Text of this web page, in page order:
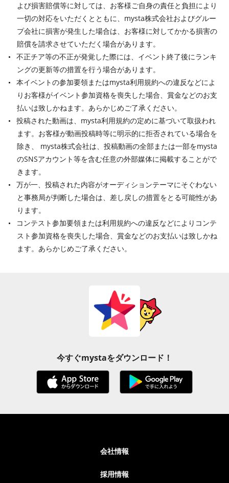
よび損害賠償等に対しては、お客様ご自身の責任と負担により
一切の対応をいただくとともに、mysta株式会社およびグルー
プ会社に損害が発生した場合は、お客様に対してかかる損害の
賠償を請求させていただく場合があります。
不正チア等の不正が発覚した際には、イベント終了後にランキ
ングの更新等の措置を行う場合があります。
本イベントの参加要領またはmysta利用規約への違反などによ
りお客様がイベント参加資格を喪失した場合、賞金などのお支
払いは致しかねます。あらかじめご了承ください。
投稿された動画は、mysta利用規約の定めに基づいて取扱われ
ます。お客様が動画投稿時等に明示的に拒否されている場合を
除き、 mysta株式会社は、投稿動画の全部または一部をmysta
のSNSアカウント等を含む任意の外部媒体に掲載することがで
きます。
万が一、投稿された内容がオーディションテーマにそぐわない
と事務局が判断した場合は、差し戻しの措置をとる可能性があ
ります。
コンテスト参加要領または利用規約への違反などによりコンテ
スト参加資格を喪失した場合、賞金などのお支払いは致しかね
ます。あらかじめご了承ください。
今すぐmystaをダウンロード！
会社情報
採用情報